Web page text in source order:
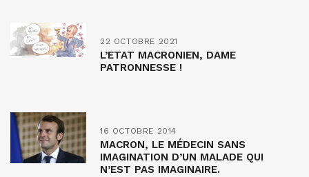
22 OCTOBRE 2021
L’ETAT MACRONIEN, DAME
PATRONNESSE !
16 OCTOBRE 2014
MACRON, LE MÉDECIN SANS
IMAGINATION D’UN MALADE QUI
N’EST PAS IMAGINAIRE.